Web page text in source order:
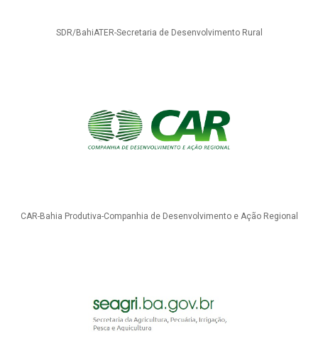
SDR/BahiATER-Secretaria de Desenvolvimento Rural
CAR-Bahia Produtiva-Companhia de Desenvolvimento e Ação Regional